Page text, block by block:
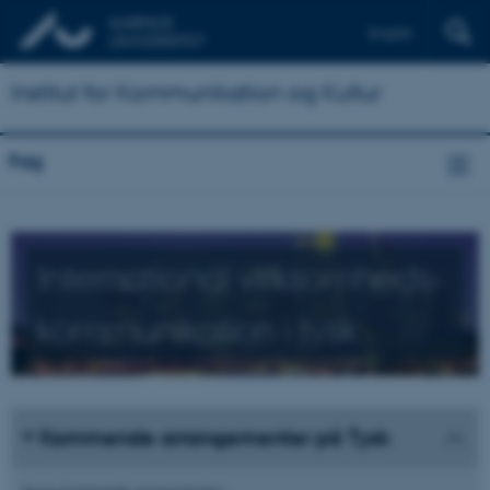
Institut for Kommunikation og Kultur
Fag
Kommende arrangementer på Tysk